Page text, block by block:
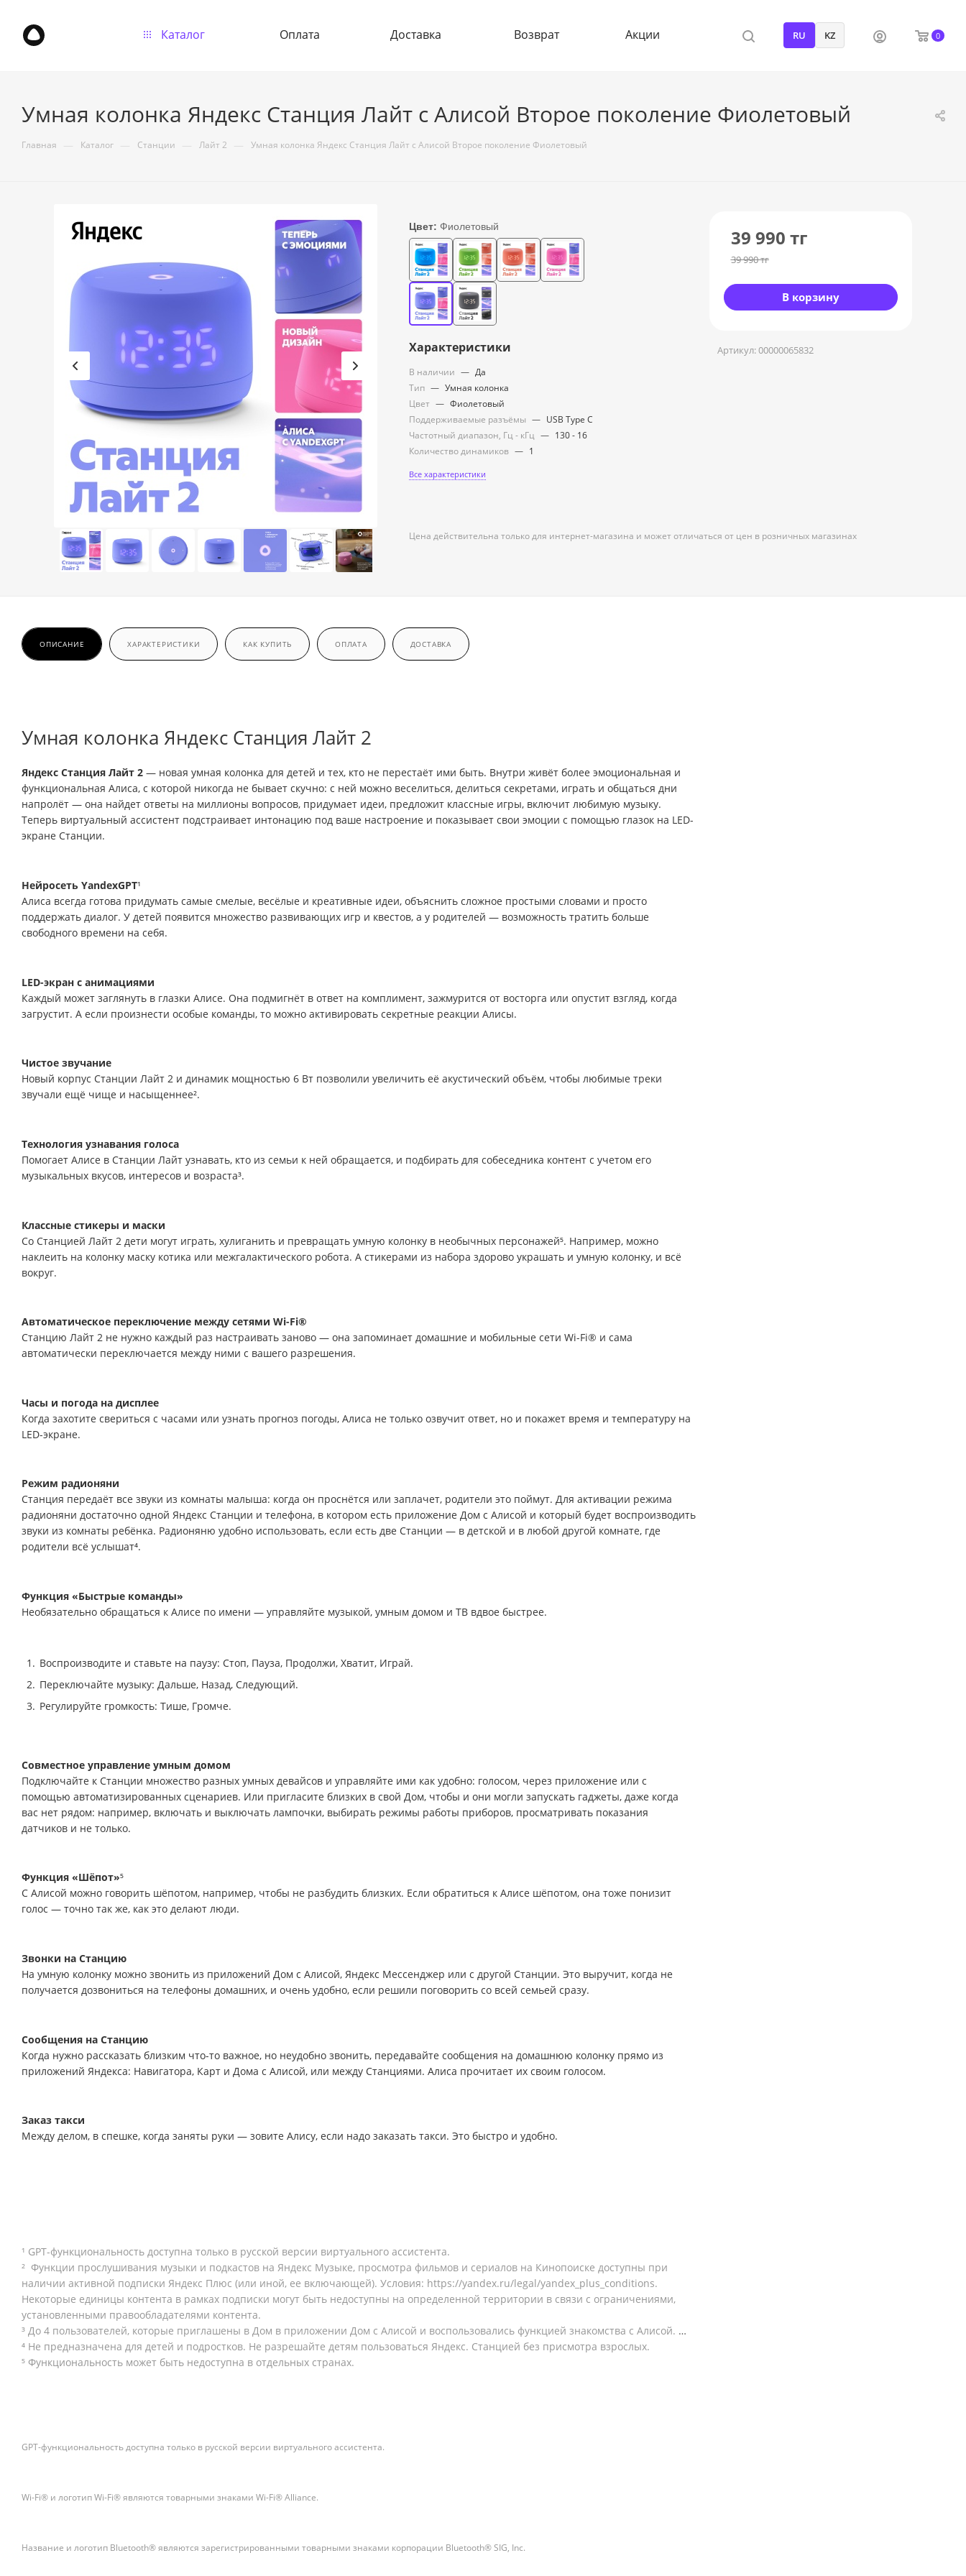
RU KZ 0
Каталог Оплата Доставка Возврат Акции
Умная колонка Яндекс Станция Лайт с Алисой Второе поколение Фиолетовый
Главная — Каталог — Станции — Лайт 2 — Умная колонка Яндекс Станция Лайт с Алисой Второе поколение Фиолетовый
Цвет: Фиолетовый
Характеристики
В наличии — Да
Тип — Умная колонка
Цвет — Фиолетовый
Поддерживаемые разъёмы — USB Type C
Частотный диапазон, Гц - кГц — 130 - 16
Количество динамиков — 1
Все характеристики
39 990 тг
39 990тг
В корзину
Артикул:00000065832
Цена действительна только для интернет-магазина и может отличаться от цен в розничных магазинах
ОПИСАНИЕ ХАРАКТЕРИСТИКИ КАК КУПИТЬ ОПЛАТА ДОСТАВКА
Умная колонка Яндекс Станция Лайт 2
Яндекс Станция Лайт 2 — новая умная колонка для детей и тех, кто не перестаёт ими быть. Внутри живёт более эмоциональная и
функциональная Алиса, с которой никогда не бывает скучно: с ней можно веселиться, делиться секретами, играть и общаться дни
напролёт — она найдет ответы на миллионы вопросов, придумает идеи, предложит классные игры, включит любимую музыку.
Теперь виртуальный ассистент подстраивает интонацию под ваше настроение и показывает свои эмоции с помощью глазок на LED-
экране Станции.
Нейросеть YandexGPT¹
Алиса всегда готова придумать самые смелые, весёлые и креативные идеи, объяснить сложное простыми словами и просто
поддержать диалог. У детей появится множество развивающих игр и квестов, а у родителей — возможность тратить больше
свободного времени на себя.
LED-экран с анимациями
Каждый может заглянуть в глазки Алисе. Она подмигнёт в ответ на комплимент, зажмурится от восторга или опустит взгляд, когда
загрустит. А если произнести особые команды, то можно активировать секретные реакции Алисы.
Чистое звучание
Новый корпус Станции Лайт 2 и динамик мощностью 6 Вт позволили увеличить её акустический объём, чтобы любимые треки
звучали ещё чище и насыщеннее².
Технология узнавания голоса
Помогает Алисе в Станции Лайт узнавать, кто из семьи к ней обращается, и подбирать для собеседника контент с учетом его
музыкальных вкусов, интересов и возраста³.
Классные стикеры и маски
Со Станцией Лайт 2 дети могут играть, хулиганить и превращать умную колонку в необычных персонажей⁵. Например, можно
наклеить на колонку маску котика или межгалактического робота. А стикерами из набора здорово украшать и умную колонку, и всё
вокруг.
Автоматическое переключение между сетями Wi-Fi®
Станцию Лайт 2 не нужно каждый раз настраивать заново — она запоминает домашние и мобильные сети Wi-Fi® и сама
автоматически переключается между ними с вашего разрешения.
Часы и погода на дисплее
Когда захотите свериться с часами или узнать прогноз погоды, Алиса не только озвучит ответ, но и покажет время и температуру на
LED-экране.
Режим радионяни
Станция передаёт все звуки из комнаты малыша: когда он проснётся или заплачет, родители это поймут. Для активации режима
радионяни достаточно одной Яндекс Станции и телефона, в котором есть приложение Дом с Алисой и который будет воспроизводить
звуки из комнаты ребёнка. Радионяню удобно использовать, если есть две Станции — в детской и в любой другой комнате, где
родители всё услышат⁴.
Функция «Быстрые команды»
Необязательно обращаться к Алисе по имени — управляйте музыкой, умным домом и ТВ вдвое быстрее.
Воспроизводите и ставьте на паузу: Стоп, Пауза, Продолжи, Хватит, Играй.
Переключайте музыку: Дальше, Назад, Следующий.
Регулируйте громкость: Тише, Громче.
Совместное управление умным домом
Подключайте к Станции множество разных умных девайсов и управляйте ими как удобно: голосом, через приложение или с
помощью автоматизированных сценариев. Или пригласите близких в свой Дом, чтобы и они могли запускать гаджеты, даже когда
вас нет рядом: например, включать и выключать лампочки, выбирать режимы работы приборов, просматривать показания
датчиков и не только.
Функция «Шёпот»⁵
С Алисой можно говорить шёпотом, например, чтобы не разбудить близких. Если обратиться к Алисе шёпотом, она тоже понизит
голос — точно так же, как это делают люди.
Звонки на Станцию
На умную колонку можно звонить из приложений Дом с Алисой, Яндекс Мессенджер или с другой Станции. Это выручит, когда не
получается дозвониться на телефоны домашних, и очень удобно, если решили поговорить со всей семьей сразу.
Сообщения на Станцию
Когда нужно рассказать близким что-то важное, но неудобно звонить, передавайте сообщения на домашнюю колонку прямо из
приложений Яндекса: Навигатора, Карт и Дома с Алисой, или между Станциями. Алиса прочитает их своим голосом.
Заказ такси
Между делом, в спешке, когда заняты руки — зовите Алису, если надо заказать такси. Это быстро и удобно.
¹ GPT-функциональность доступна только в русской версии виртуального ассистента.
² Функции прослушивания музыки и подкастов на Яндекс Музыке, просмотра фильмов и сериалов на Кинопоиске доступны при
наличии активной подписки Яндекс Плюс (или иной, ее включающей). Условия: https://yandex.ru/legal/yandex_plus_conditions.
Некоторые единицы контента в рамках подписки могут быть недоступны на определенной территории в связи с ограничениями,
установленными правообладателями контента.
³ До 4 пользователей, которые приглашены в Дом в приложении Дом с Алисой и воспользовались функцией знакомства с Алисой.
⁴ Не предназначена для детей и подростков. Не разрешайте детям пользоваться Яндекс. Станцией без присмотра взрослых.
⁵ Функциональность может быть недоступна в отдельных странах.
GPT-функциональность доступна только в русской версии виртуального ассистента.
Wi-Fi® и логотип Wi-Fi® являются товарными знаками Wi-Fi® Alliance.
Название и логотип Bluetooth® являются зарегистрированными товарными знаками корпорации Bluetooth® SIG, Inc.